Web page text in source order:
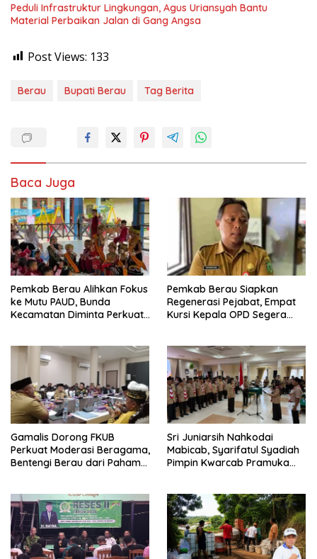
Peduli Infrastruktur Lingkungan, Agus Uriansyah Bantu
Material Perbaikan Jalan di Gang Angsa
Post Views: 133
Berau Bupati Berau Tag Berita
Baca Juga
Pemkab Berau Alihkan Fokus
ke Mutu PAUD, Bunda
Kecamatan Diminta Perkuat
Pemkab Berau Siapkan
Regenerasi Pejabat, Empat
Kursi Kepala OPD Segera
Gamalis Dorong FKUB
Perkuat Moderasi Beragama,
Bentengi Berau dari Paham
Sri Juniarsih Nahkodai
Mabicab, Syarifatul Syadiah
Pimpin Kwarcab Pramuka